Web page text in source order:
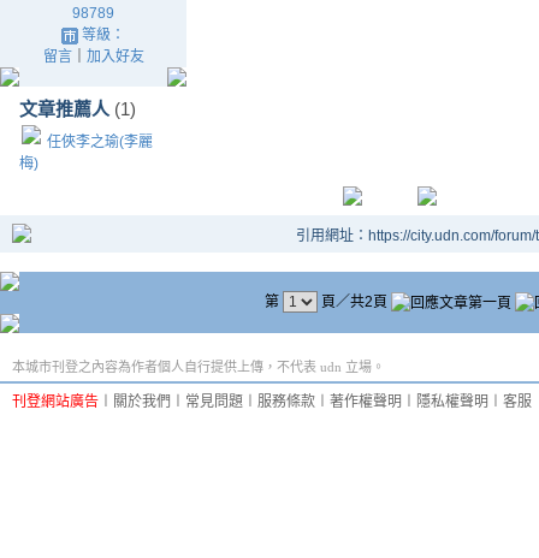
98789
等級：
留言｜ 加入好友
文章推薦人 (1)
任俠李之瑜(李麗
梅)
引用網址：https://city.udn.com/
第 頁／共2頁
本城市刊登之內容為作者個人自行提供上傳，不代表 udn 立場。
刊登網站廣告 關於我們 常見問題 服務條款 著作權聲明 隱私權聲明 客服